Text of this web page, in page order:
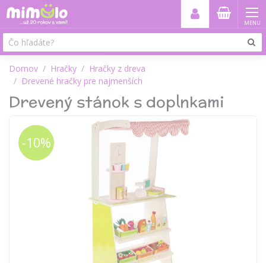
MENU
Domov Hračky
Hračky z dreva
Drevené hračky pre najmenších
Drevený stánok s doplnkami
-10%